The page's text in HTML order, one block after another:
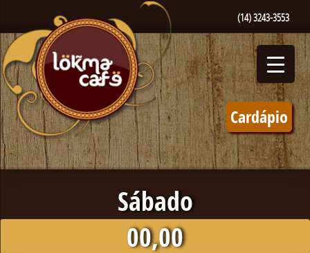
(14) 3243-3553
Cardápio
Sábado
00,00